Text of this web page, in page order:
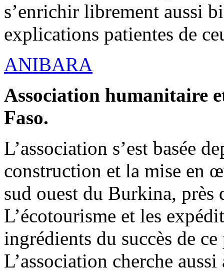
s’enrichir librement aussi
explications patientes de
ANIBARA
Association humanitaire
Faso.
L’association s’est basée
construction et la mise en
sud ouest du Burkina,
L’écotourisme et les
ingrédients du succès de
L’association cherche